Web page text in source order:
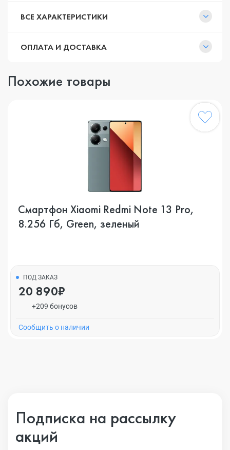
ВСЕ ХАРАКТЕРИСТИКИ
ОПЛАТА И ДОСТАВКА
Похожие товары
Смартфон Xiaomi Redmi Note 13 Pro,
8.256 Гб, Green, зеленый
ПОД ЗАКАЗ
20 890₽
+209 бонусов
Cообщить о наличии
Подписка на рассылку
акций